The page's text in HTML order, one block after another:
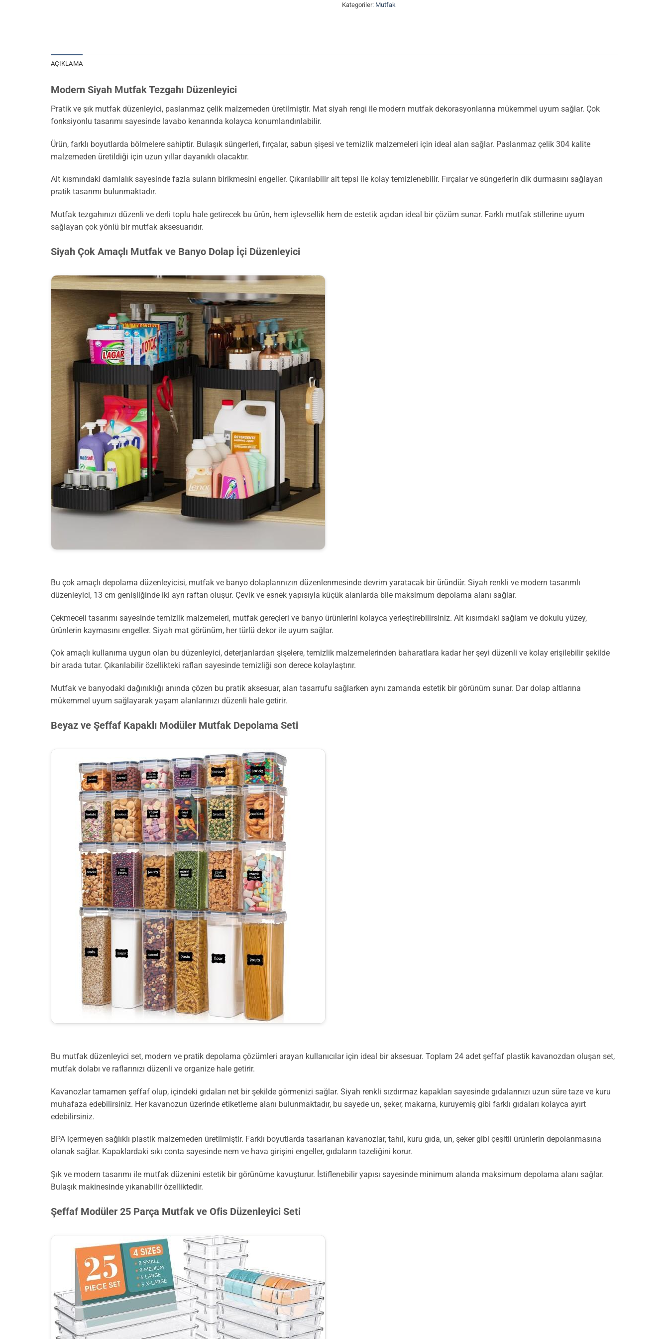
Kategoriler: Mutfak
AÇIKLAMA
Modern Siyah Mutfak Tezgahı Düzenleyici
Pratik ve şık mutfak düzenleyici, paslanmaz çelik malzemeden üretilmiştir. Mat siyah rengi ile modern mutfak dekorasyonlarına mükemmel uyum sağlar. Çok
fonksiyonlu tasarımı sayesinde lavabo kenarında kolayca konumlandırılabilir.
Ürün, farklı boyutlarda bölmelere sahiptir. Bulaşık süngerleri, fırçalar, sabun şişesi ve temizlik malzemeleri için ideal alan sağlar. Paslanmaz çelik 304 kalite
malzemeden üretildiği için uzun yıllar dayanıklı olacaktır.
Alt kısmındaki damlalık sayesinde fazla suların birikmesini engeller. Çıkarılabilir alt tepsi ile kolay temizlenebilir. Fırçalar ve süngerlerin dik durmasını sağlayan
pratik tasarımı bulunmaktadır.
Mutfak tezgahınızı düzenli ve derli toplu hale getirecek bu ürün, hem işlevsellik hem de estetik açıdan ideal bir çözüm sunar. Farklı mutfak stillerine uyum
sağlayan çok yönlü bir mutfak aksesuarıdır.
Siyah Çok Amaçlı Mutfak ve Banyo Dolap İçi Düzenleyici
Bu çok amaçlı depolama düzenleyicisi, mutfak ve banyo dolaplarınızın düzenlenmesinde devrim yaratacak bir üründür. Siyah renkli ve modern tasarımlı
düzenleyici, 13 cm genişliğinde iki ayrı raftan oluşur. Çevik ve esnek yapısıyla küçük alanlarda bile maksimum depolama alanı sağlar.
Çekmeceli tasarımı sayesinde temizlik malzemeleri, mutfak gereçleri ve banyo ürünlerini kolayca yerleştirebilirsiniz. Alt kısımdaki sağlam ve dokulu yüzey,
ürünlerin kaymasını engeller. Siyah mat görünüm, her türlü dekor ile uyum sağlar.
Çok amaçlı kullanıma uygun olan bu düzenleyici, deterjanlardan şişelere, temizlik malzemelerinden baharatlara kadar her şeyi düzenli ve kolay erişilebilir şekilde
bir arada tutar. Çıkarılabilir özellikteki rafları sayesinde temizliği son derece kolaylaştırır.
Mutfak ve banyodaki dağınıklığı anında çözen bu pratik aksesuar, alan tasarrufu sağlarken aynı zamanda estetik bir görünüm sunar. Dar dolap altlarına
mükemmel uyum sağlayarak yaşam alanlarınızı düzenli hale getirir.
Beyaz ve Şeffaf Kapaklı Modüler Mutfak Depolama Seti
Bu mutfak düzenleyici set, modern ve pratik depolama çözümleri arayan kullanıcılar için ideal bir aksesuar. Toplam 24 adet şeffaf plastik kavanozdan oluşan set,
mutfak dolabı ve raflarınızı düzenli ve organize hale getirir.
Kavanozlar tamamen şeffaf olup, içindeki gıdaları net bir şekilde görmenizi sağlar. Siyah renkli sızdırmaz kapakları sayesinde gıdalarınızı uzun süre taze ve kuru
muhafaza edebilirsiniz. Her kavanozun üzerinde etiketleme alanı bulunmaktadır, bu sayede un, şeker, makarna, kuruyemiş gibi farklı gıdaları kolayca ayırt
edebilirsiniz.
BPA içermeyen sağlıklı plastik malzemeden üretilmiştir. Farklı boyutlarda tasarlanan kavanozlar, tahıl, kuru gıda, un, şeker gibi çeşitli ürünlerin depolanmasına
olanak sağlar. Kapaklardaki sıkı conta sayesinde nem ve hava girişini engeller, gıdaların tazeliğini korur.
Şık ve modern tasarımı ile mutfak düzenini estetik bir görünüme kavuşturur. İstiflenebilir yapısı sayesinde minimum alanda maksimum depolama alanı sağlar.
Bulaşık makinesinde yıkanabilir özelliktedir.
Şeffaf Modüler 25 Parça Mutfak ve Ofis Düzenleyici Seti